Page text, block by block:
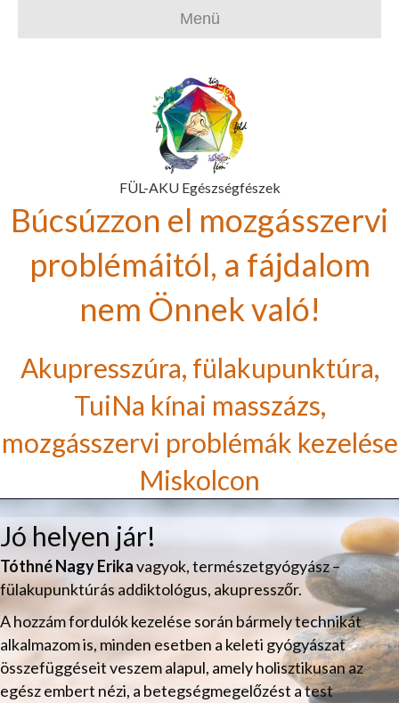
Menü
FÜL-AKU Egészségfészek
Búcsúzzon el mozgásszervi
problémáitól, a fájdalom
nem Önnek való!
Akupresszúra, fülakupunktúra,
TuiNa kínai masszázs,
mozgásszervi problémák kezelése
Miskolcon
Jó helyen jár!
Tóthné Nagy Erikavagyok, természetgyógyász –
fülakupunktúrás addiktológus, akupresszőr.
A hozzám fordulók kezelése során bármely technikát
alkalmazom is, minden esetben a keleti gyógyászat
összefüggéseit veszem alapul, amely holisztikusan az
egész embert nézi, a betegségmegelőzést a test